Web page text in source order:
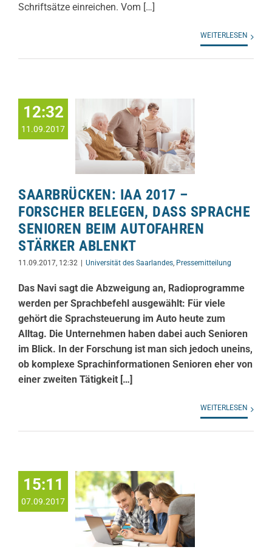
Schriftsätze einreichen. Vom […]
WEITERLESEN
12:32
11.09.2017
SAARBRÜCKEN: IAA 2017 –
FORSCHER BELEGEN, DASS SPRACHE
SENIOREN BEIM AUTOFAHREN
STÄRKER ABLENKT
11.09.2017, 12:32 Universität des Saarlandes, Pressemitteilung
Das Navi sagt die Abzweigung an, Radioprogramme
werden per Sprachbefehl ausgewählt: Für viele
gehört die Sprachsteuerung im Auto heute zum
Alltag. Die Unternehmen haben dabei auch Senioren
im Blick. In der Forschung ist man sich jedoch uneins,
ob komplexe Sprachinformationen Senioren eher von
einer zweiten Tätigkeit […]
WEITERLESEN
15:11
07.09.2017